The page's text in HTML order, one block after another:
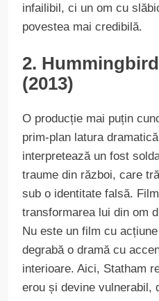
infailibil, ci un om cu
povestea mai credibilă.
2.
(2013)
O producție mai puțin
prim-plan latura
interpretează un fost
traume din război, care
sub o identitate falsă.
transformarea lui din om
Nu este un film cu
degrabă o dramă cu
interioare. Aici, Statham
erou și devine vulnerabil,